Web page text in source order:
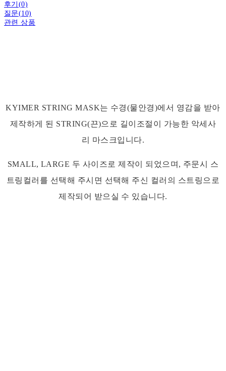
후기(0)
질문(10)
관련 상품
KYIMER STRING MASK는 수경(물안경)에서 영감을 받아
제작하게 된 STRING(끈)으로 길이조절이 가능한 악세사
리 마스크입니다.
SMALL, LARGE 두 사이즈로 제작이 되었으며, 주문시 스
트링컬러를 선택해 주시면 선택해 주신 컬러의 스트링으로
제작되어 받으실 수 있습니다.